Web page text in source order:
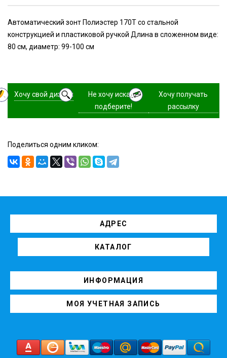
Автоматический зонт Полиэстер 170T со стальной
конструкцией и пластиковой ручкой Длина в сложенном виде:
80 см, диаметр: 99-100 см
Хочу свой дизайн
Не хочу искать,
подберите!
Хочу получать
рассылку
Поделиться одним кликом:
АДРЕС
КАТАЛОГ
ИНФОРМАЦИЯ
МОЯ УЧЕТНАЯ ЗАПИСЬ